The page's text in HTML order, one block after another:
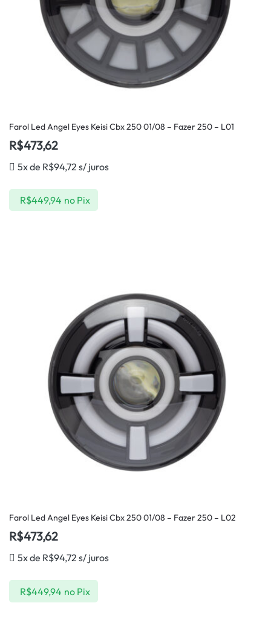
Farol Led Angel Eyes Keisi Cbx 250 01/08 – Fazer 250 – L01
R$473,62
5x de R$94,72 s/ juros
R$449,94 no Pix
Farol Led Angel Eyes Keisi Cbx 250 01/08 – Fazer 250 – L02
R$473,62
5x de R$94,72 s/ juros
R$449,94 no Pix